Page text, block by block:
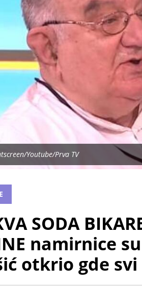
Youtube/Prva TV
SODA
namirnice
otkrio gde svi